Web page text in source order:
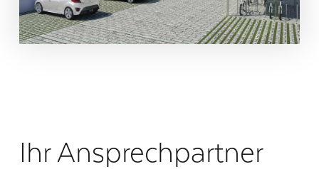
Ihr Ansprechpartner